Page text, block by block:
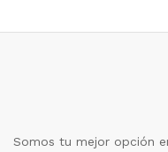
Somos tu mejor opción